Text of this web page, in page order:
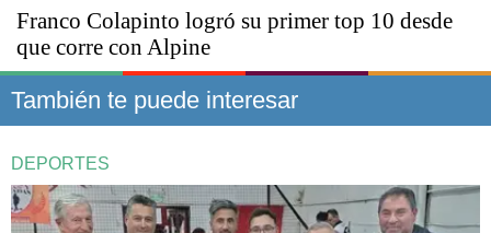
Franco Colapinto logró su primer top 10 desde
que corre con Alpine
También te puede interesar
DEPORTES